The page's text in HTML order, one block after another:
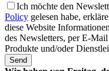
Ich möchte den
Policy gelesen habe,
diese Website
des Newsletters, per E-
Produkte und/oder
Send